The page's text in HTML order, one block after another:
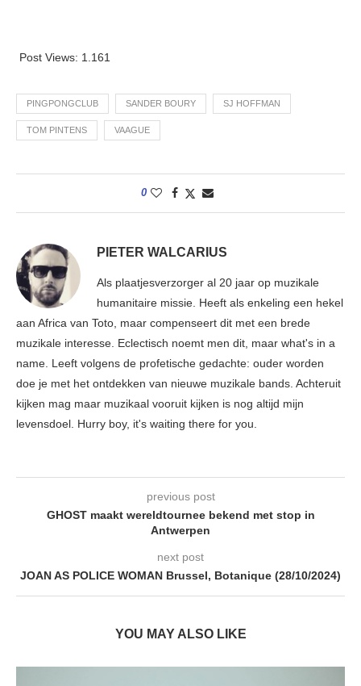
Post Views: 1.161
PINGPONGCLUB SANDER BOURY SJ HOFFMAN
TOM PINTENS VAAGUE
0
PIETER WALCARIUS
Als plaatjesverzorger al 20 jaar op muzikale
humanitaire missie. Heeft als enkeling een hekel
aan Africa van Toto, maar compenseert dit met een brede
muzikale interesse. Eclectisch noemt men dit, maar what's in a
name. Leeft volgens de profetische gedachte: ouder worden
doe je met het ontdekken van nieuwe muzikale bands. Achteruit
kijken mag maar muzikaal vooruit kijken is nog altijd mijn
levensdoel. Hurry boy, it's waiting there for you.
previous post
GHOST maakt wereldtournee bekend met stop in
Antwerpen
next post
JOAN AS POLICE WOMAN Brussel, Botanique (28/10/2024)
YOU MAY ALSO LIKE